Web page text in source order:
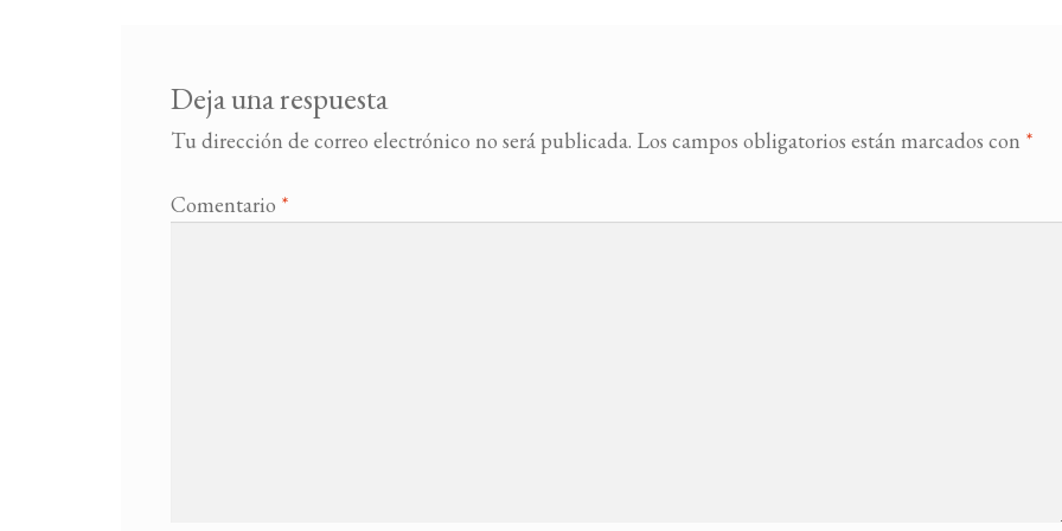
Deja una respuesta
Tu dirección de correo electrónico no será publicada. Los campos obligatorios están marcados con *
Comentario *